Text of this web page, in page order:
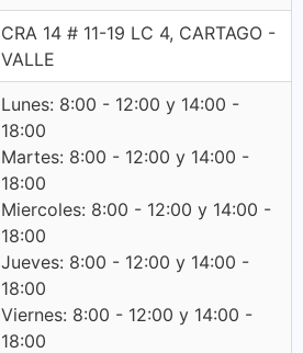
CRA 14 # 11-19 LC 4, CARTAGO -
VALLE
Lunes: 8:00 - 12:00 y 14:00 -
18:00
Martes: 8:00 - 12:00 y 14:00 -
18:00
Miercoles: 8:00 - 12:00 y 14:00 -
18:00
Jueves: 8:00 - 12:00 y 14:00 -
18:00
Viernes: 8:00 - 12:00 y 14:00 -
18:00